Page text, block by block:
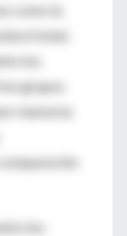
como la
total,
los
grupos
memoria
los